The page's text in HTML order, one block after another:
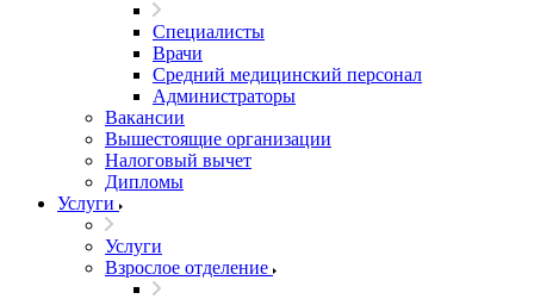
Специалисты
Врачи
Средний медицинский персонал
Администраторы
Вакансии
Вышестоящие организации
Налоговый вычет
Дипломы
Услуги
Услуги
Взрослое отделение